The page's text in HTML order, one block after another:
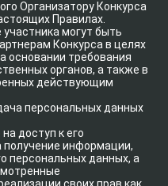
Организатору Конкурса
Правилах.
могут быть
Конкурса в целях
основании требования
органов, а также в
действующим
персональных данных
доступ к его
информации,
персональных данных, а